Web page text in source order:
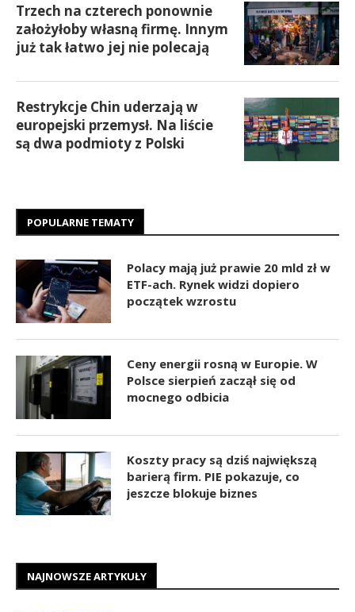
Trzech na czterech ponownie
założyłoby własną firmę. Innym
już tak łatwo jej nie polecają
Restrykcje Chin uderzają w
europejski przemysł. Na liście
są dwa podmioty z Polski
POPULARNE TEMATY
Polacy mają już prawie 20 mld zł w
ETF-ach. Rynek widzi dopiero
początek wzrostu
Ceny energii rosną w Europie. W
Polsce sierpień zaczął się od
mocnego odbicia
Koszty pracy są dziś największą
barierą firm. PIE pokazuje, co
jeszcze blokuje biznes
NAJNOWSZE ARTYKUŁY